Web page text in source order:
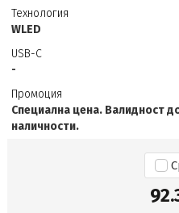
Технология
WLED
USB-C
-
Промоция
Специална цена. Валидност
наличности.